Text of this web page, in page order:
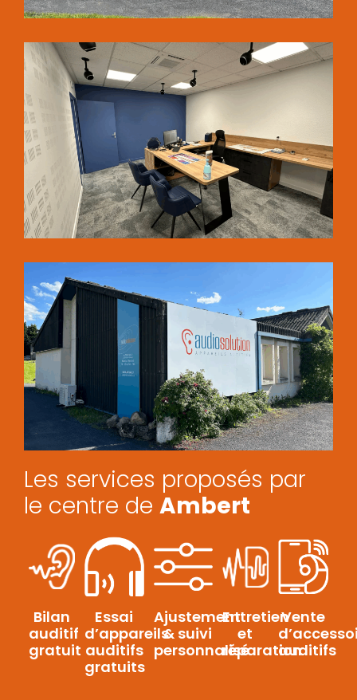
Les services proposés par
le centre de Ambert
Bilan
auditif
gratuit
Essai
d’appareils
auditifs
gratuits
Ajustement
& suivi
personnalisé
Entretien
et
réparation
Vente
auditifs